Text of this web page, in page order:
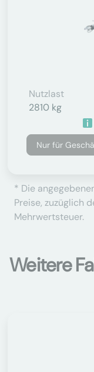
Nutzlast
2810 kg
Nur für
* Die
Preise, zuzüglich
Mehrwertsteuer.
Weitere